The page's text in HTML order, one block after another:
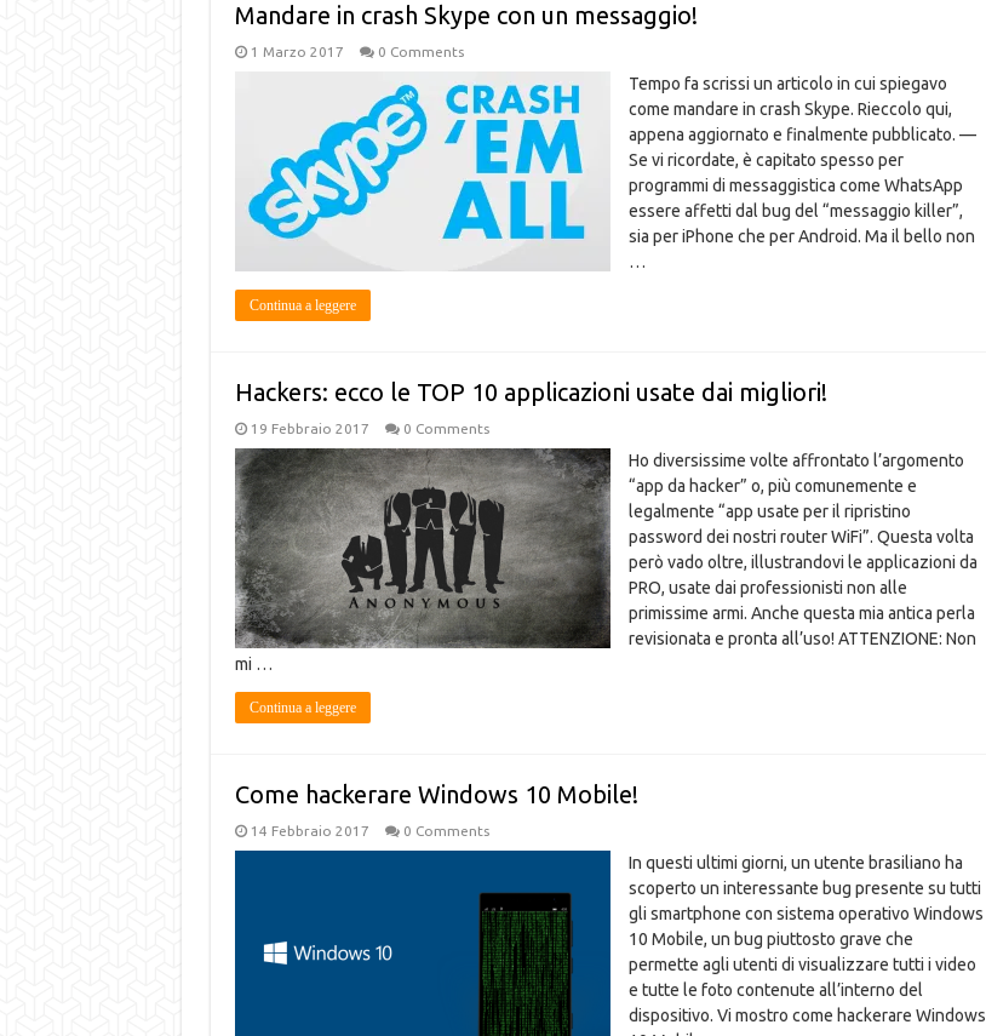
Mandare in crash Skype con un messaggio!
1 Marzo 2017 0 Comments
Tempo fa scrissi un articolo in cui spiegavo
come mandare in crash Skype. Rieccolo qui,
appena aggiornato e finalmente pubblicato. —
Se vi ricordate, è capitato spesso per
programmi di messaggistica come WhatsApp
essere affetti dal bug del “messaggio killer”,
sia per iPhone che per Android. Ma il bello non
…
Continua a leggere
Hackers: ecco le TOP 10 applicazioni usate dai migliori!
19 Febbraio 2017 0 Comments
Ho diversissime volte affrontato l’argomento
“app da hacker” o, più comunemente e
legalmente “app usate per il ripristino
password dei nostri router WiFi”. Questa volta
però vado oltre, illustrandovi le applicazioni da
PRO, usate dai professionisti non alle
primissime armi. Anche questa mia antica perla
revisionata e pronta all’uso! ATTENZIONE: Non
mi …
Continua a leggere
Come hackerare Windows 10 Mobile!
14 Febbraio 2017 0 Comments
In questi ultimi giorni, un utente brasiliano ha
scoperto un interessante bug presente su tutti
gli smartphone con sistema operativo Windows
10 Mobile, un bug piuttosto grave che
permette agli utenti di visualizzare tutti i video
e tutte le foto contenute all’interno del
dispositivo. Vi mostro come hackerare Windows